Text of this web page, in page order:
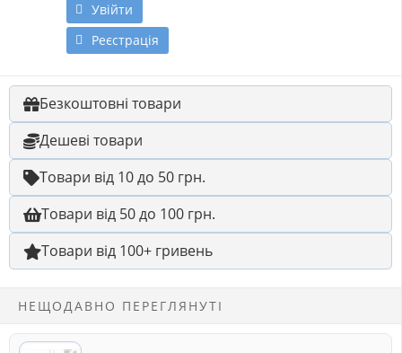
Увійти
Реєстрація
Безкоштовні товари
Дешеві товари
Товари від 10 до 50 грн.
Товари від 50 до 100 грн.
Товари від 100+ гривень
НЕЩОДАВНО ПЕРЕГЛЯНУТІ